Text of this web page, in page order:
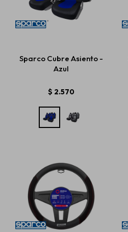
Sparco Cubre Asiento -
Azul
$ 2.570
Servicios